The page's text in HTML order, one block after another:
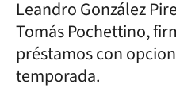
Leandro González
Tomás Pochettino,
préstamos con
temporada.